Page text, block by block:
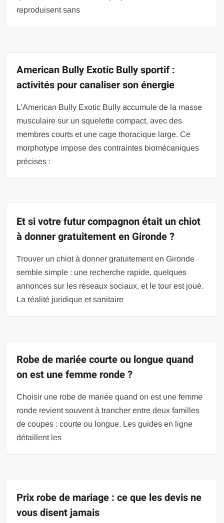
reproduisent sans
American Bully Exotic Bully sportif :
activités pour canaliser son énergie
L’American Bully Exotic Bully accumule de la masse
musculaire sur un squelette compact, avec des
membres courts et une cage thoracique large. Ce
morphotype impose des contraintes biomécaniques
précises :
Et si votre futur compagnon était un chiot
à donner gratuitement en Gironde ?
Trouver un chiot à donner gratuitement en Gironde
semble simple : une recherche rapide, quelques
annonces sur les réseaux sociaux, et le tour est joué.
La réalité juridique et sanitaire
Robe de mariée courte ou longue quand
on est une femme ronde ?
Choisir une robe de mariée quand on est une femme
ronde revient souvent à trancher entre deux familles
de coupes : courte ou longue. Les guides en ligne
détaillent les
Prix robe de mariage : ce que les devis ne
vous disent jamais